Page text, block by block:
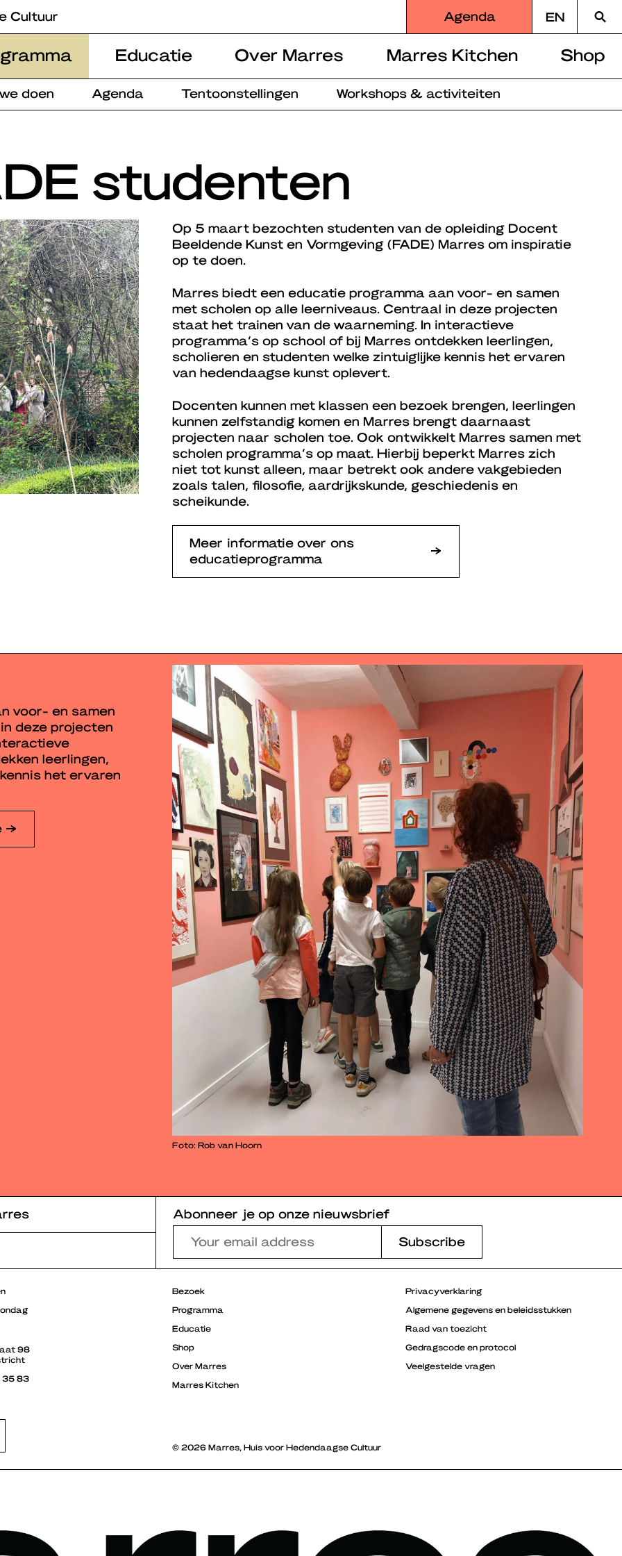
Cultuur Agenda EN
naar
doen Agenda Tentoonstellingen Workshops & activiteiten
Educatie Over Marres Marres Kitchen Shop
studenten
Op 5 maart bezochten studenten van de opleiding Docent
Beeldende Kunst en Vormgeving (FADE) Marres om inspiratie
op te doen.
Marres biedt een educatie programma aan voor- en samen
met scholen op alle leerniveaus. Centraal in deze projecten
staat het trainen van de waarneming. In interactieve
programma’s op school of bij Marres ontdekken leerlingen,
scholieren en studenten welke zintuiglijke kennis het ervaren
van hedendaagse kunst oplevert.
Docenten kunnen met klassen een bezoek brengen, leerlingen
kunnen zelfstandig komen en Marres brengt daarnaast
projecten naar scholen toe. Ook ontwikkelt Marres samen met
scholen programma’s op maat. Hierbij beperkt Marres zich
niet tot kunst alleen, maar betrekt ook andere vakgebieden
zoals talen, filosofie, aardrijkskunde, geschiedenis en
scheikunde.
Meer informatie over ons
educatieprogramma
voor- en samen
deze projecten
leerlingen,
het ervaren
Foto: Rob van Hoorn
Abonneer je op onze nieuwsbrief
98
35 83
Bezoek
Programma
Educatie
Shop
Over Marres
Marres Kitchen
Privacyverklaring
Algemene gegevens en beleidsstukken
Raad van toezicht
Gedragscode en protocol
Veelgestelde vragen
© 2026 Marres, Huis voor Hedendaagse Cultuur